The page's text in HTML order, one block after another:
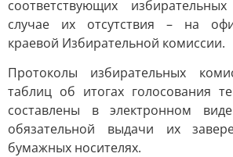
соответствующих
случае их отсутствия – на
краевой Избирательной комиссии.
Протоколы избирательных
таблиц об итогах голосования
составлены в электронном
обязательной выдачи их
бумажных носителях.